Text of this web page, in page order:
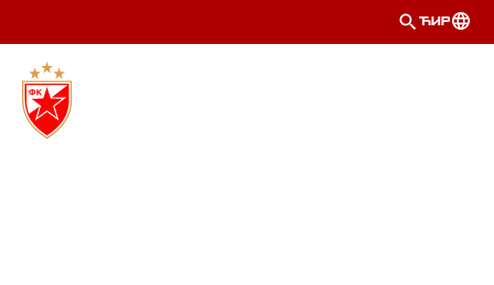
ЋИР